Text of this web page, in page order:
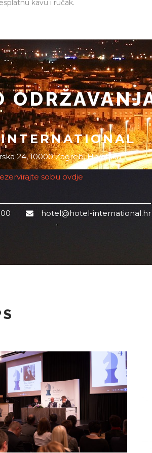
kavu i ručak.
24, 10000 Zagreb, Hrvatska
sobu ovdje
hotel@hotel-international.hr